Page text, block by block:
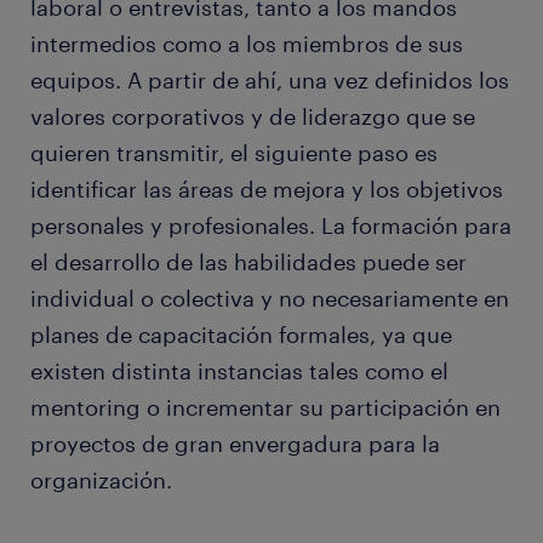
laboral o entrevistas, tanto a los mandos
intermedios como a los miembros de sus
equipos. A partir de ahí, una vez definidos los
valores corporativos y de liderazgo que se
quieren transmitir, el siguiente paso es
identificar las áreas de mejora y los objetivos
personales y profesionales. La formación para
el desarrollo de las habilidades puede ser
individual o colectiva y no necesariamente en
planes de capacitación formales, ya que
existen distinta instancias tales como el
mentoring o incrementar su participación en
proyectos de gran envergadura para la
organización.